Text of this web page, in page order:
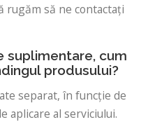
rugăm să ne contactați
suplimentare, cum
produsului?
separat, în funcție de
aplicare al serviciului.